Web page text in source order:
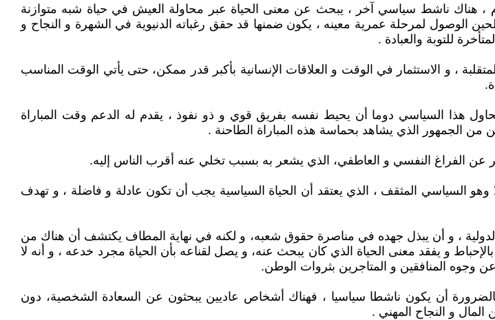
، هناك ناشط سياسي آخر ، يبحث عن معنى الحياة عبر محاولة العيش في حياة شبه متوازنة
لحين الوصول لمرحلة عمرية معينه ، يكون ضمنها قد حقق رغباته الدنيوية في الشهرة و النجاح و
للتوبة والعبادة .
، و الاستثمار في الوقت و العلاقات الإنسانية بأكبر قدر ممكن، حتى يأتي الوقت المناسب
هذا السياسي دوما أن يحيط نفسه بفريق قوي و ذو نفوذ ، يقدم له الدعم وقت المباراة
الجمهور الذي يشاهد بحماسة هذه المباراة الطاحنة .
عن الفراغ النفسي و العاطفي، الذي يشعر به بسبب تخلي عنه أقرب الناس إليه.
السياسي المثقف ، الذي يعتقد أن الحياة السياسية يجب أن تكون عادلة و فاضلة ، و تهدف
، و أن يبذل جهده في مناصرة حقوق شعبه، و لكنه في نهاية المطاف يكتشف أن هناك من
و يفقد معنى الحياة الذي كان يبحث عنه، و يصل لقناعه بأن الحياة مجرد خدعه ، و أنه لا
المنافقين و المتاجرين بثروات الوطن.
أن يكون ناشطا سياسيا ، فهناك أشخاص عاديين يبحثون عن السعادة الشخصية، دون
و النجاح المهني .